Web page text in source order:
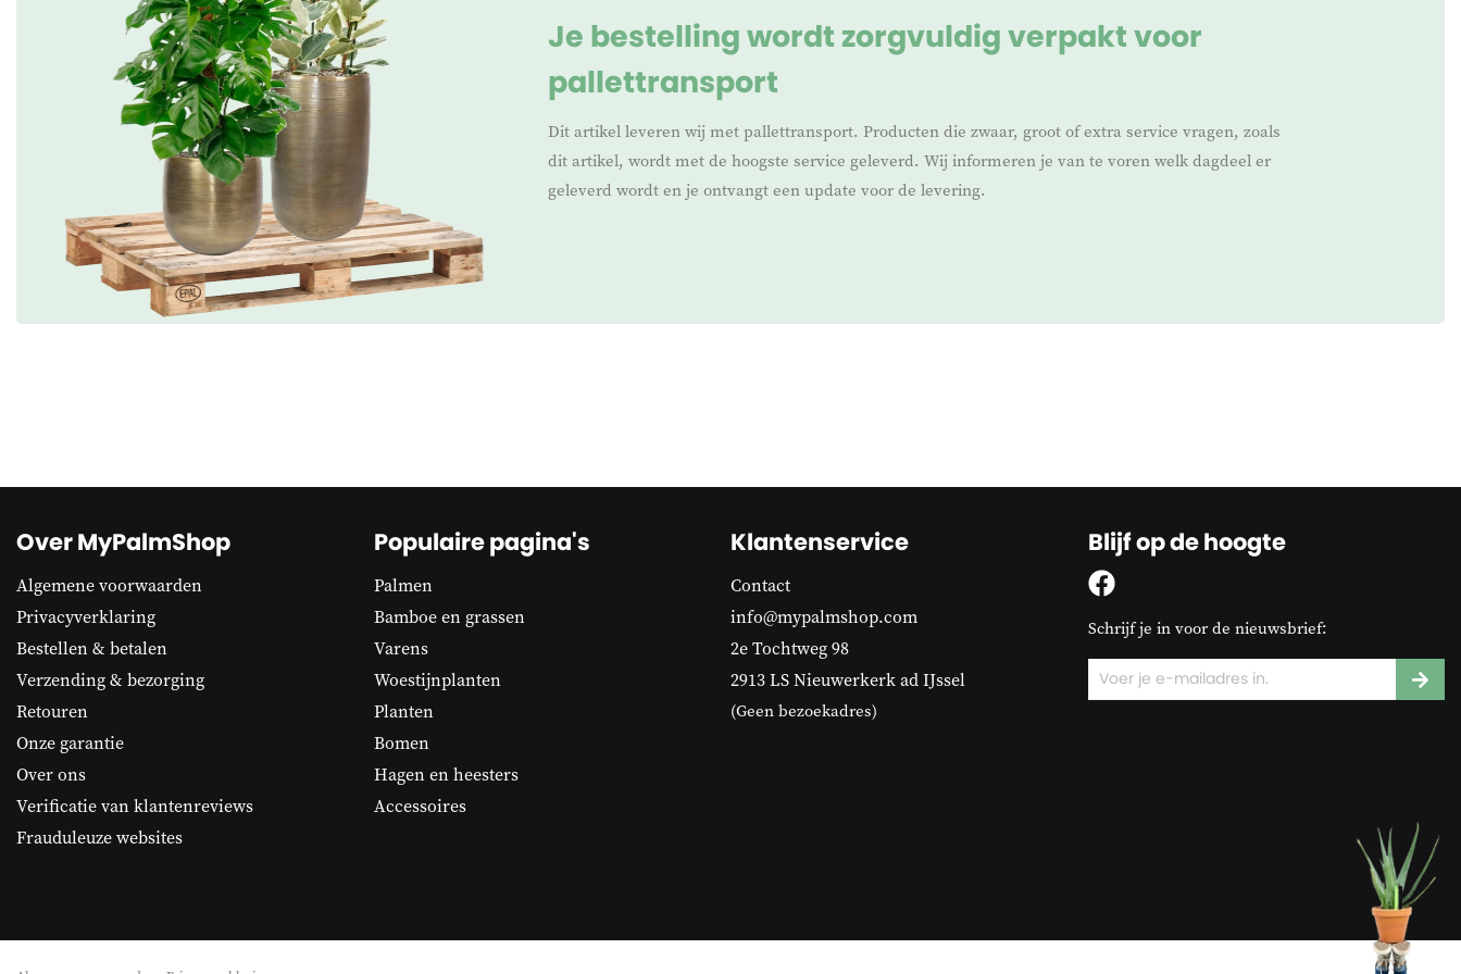
Je bestelling wordt zorgvuldig verpakt voor
pallettransport
Dit artikel leveren wij met pallettransport. Producten die zwaar, groot of extra service vragen, zoals
dit artikel, wordt met de hoogste service geleverd. Wij informeren je van te voren welk dagdeel er
geleverd wordt en je ontvangt een update voor de levering.
Over MyPalmShop
Algemene voorwaarden
Privacyverklaring
Bestellen & betalen
Verzending & bezorging
Retouren
Onze garantie
Over ons
Verificatie van klantenreviews
Frauduleuze websites
Populaire pagina's
Palmen
Bamboe en grassen
Varens
Woestijnplanten
Planten
Bomen
Hagen en heesters
Accessoires
Klantenservice
Contact
info@mypalmshop.com
2e Tochtweg 98
2913 LS Nieuwerkerk ad IJssel
(Geen bezoekadres)
Blijf op de hoogte
Schrijf je in voor de nieuwsbrief: